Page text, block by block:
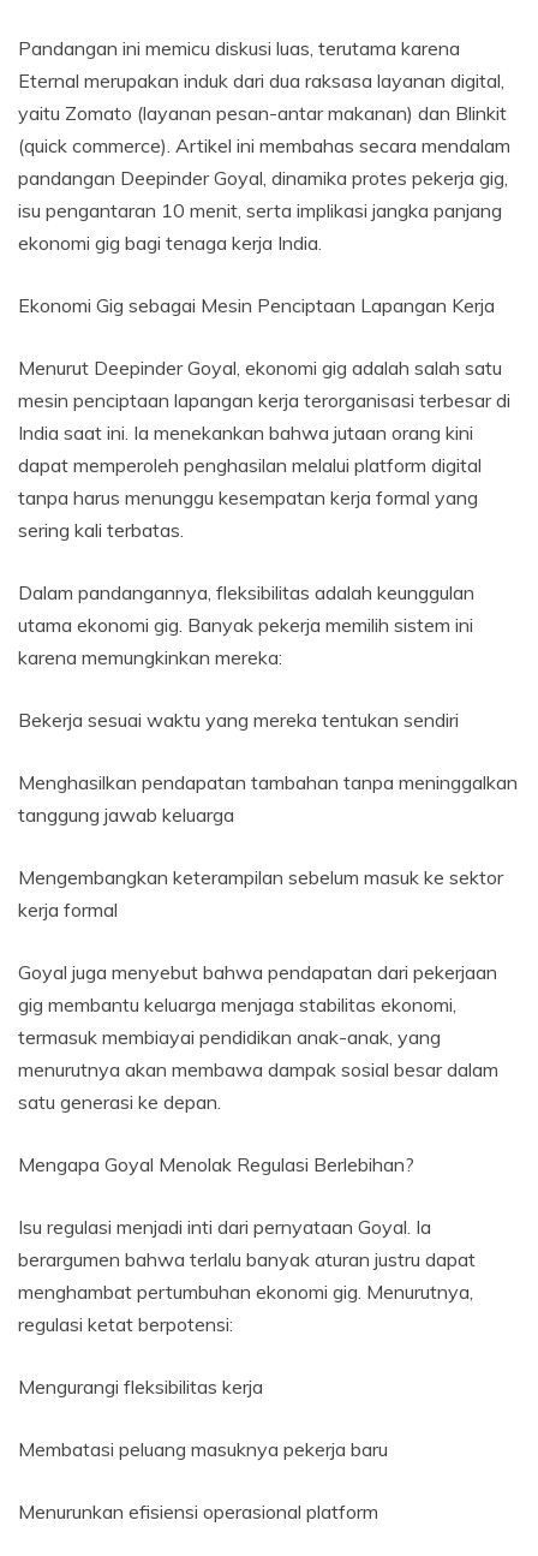
Pandangan ini memicu diskusi luas, terutama karena
Eternal merupakan induk dari dua raksasa layanan digital,
yaitu Zomato (layanan pesan-antar makanan) dan Blinkit
(quick commerce). Artikel ini membahas secara mendalam
pandangan Deepinder Goyal, dinamika protes pekerja gig,
isu pengantaran 10 menit, serta implikasi jangka panjang
ekonomi gig bagi tenaga kerja India.
Ekonomi Gig sebagai Mesin Penciptaan Lapangan Kerja
Menurut Deepinder Goyal, ekonomi gig adalah salah satu
mesin penciptaan lapangan kerja terorganisasi terbesar di
India saat ini. Ia menekankan bahwa jutaan orang kini
dapat memperoleh penghasilan melalui platform digital
tanpa harus menunggu kesempatan kerja formal yang
sering kali terbatas.
Dalam pandangannya, fleksibilitas adalah keunggulan
utama ekonomi gig. Banyak pekerja memilih sistem ini
karena memungkinkan mereka:
Bekerja sesuai waktu yang mereka tentukan sendiri
Menghasilkan pendapatan tambahan tanpa meninggalkan
tanggung jawab keluarga
Mengembangkan keterampilan sebelum masuk ke sektor
kerja formal
Goyal juga menyebut bahwa pendapatan dari pekerjaan
gig membantu keluarga menjaga stabilitas ekonomi,
termasuk membiayai pendidikan anak-anak, yang
menurutnya akan membawa dampak sosial besar dalam
satu generasi ke depan.
Mengapa Goyal Menolak Regulasi Berlebihan?
Isu regulasi menjadi inti dari pernyataan Goyal. Ia
berargumen bahwa terlalu banyak aturan justru dapat
menghambat pertumbuhan ekonomi gig. Menurutnya,
regulasi ketat berpotensi:
Mengurangi fleksibilitas kerja
Membatasi peluang masuknya pekerja baru
Menurunkan efisiensi operasional platform